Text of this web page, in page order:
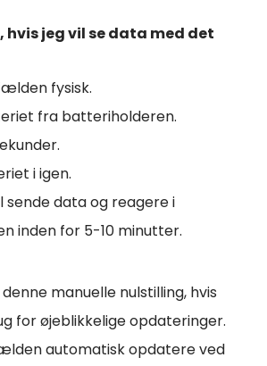
hvis jeg vil se data med det
fysisk.
fra batteriholderen.
i igen.
sende data og reagere i
inden for 5-10 minutter.
manuelle nulstilling, hvis
for øjeblikkelige opdateringer.
automatisk opdatere ved